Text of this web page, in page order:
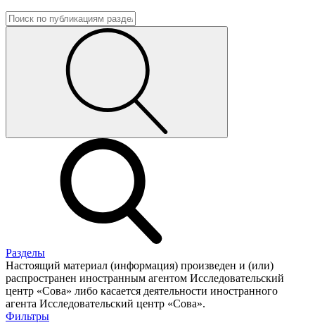
Разделы
Настоящий материал (информация) произведен и (или)
распространен иностранным агентом Исследовательский
центр «Сова» либо касается деятельности иностранного
агента Исследовательский центр «Сова».
Фильтры